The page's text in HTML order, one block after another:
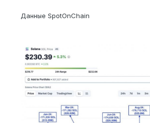
Данные SpotOnChain